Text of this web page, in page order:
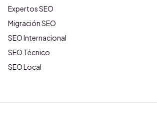
Expertos SEO
Migración SEO
SEO Internacional
SEO Técnico
SEO Local